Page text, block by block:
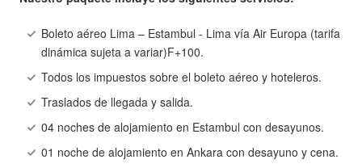
Boleto aéreo Lima – Estambul - Lima vía Air Europa (tarifa
dinámica sujeta a variar)F+100.
Todos los impuestos sobre el boleto aéreo y hoteleros.
Traslados de llegada y salida.
04 noches de alojamiento en Estambul con desayunos.
01 noche de alojamiento en Ankara con desayuno y cena.